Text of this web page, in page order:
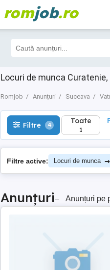
romjob.ro
Locuri de munca
Romjob Anunțuri Suceava
Filtre 4 Toate
1
Filtre 4 Toate
1
Filtre active: Locuri de munca →
Anunțuri– Anunțuri pe